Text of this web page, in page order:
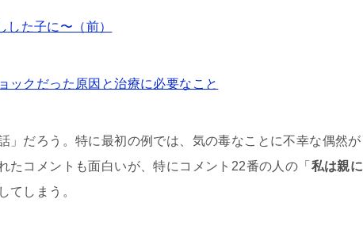
た子に〜（前）
ックだった原因と治療に必要なこと
」だろう。特に最初の例では、気の毒なことに不幸な偶然が
コメントも面白いが、特にコメント22番の人の「 私は親に
てしまう。